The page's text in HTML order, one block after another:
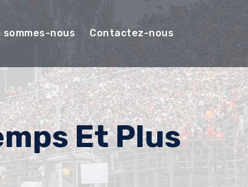
sommes-nous Contactez-nous
Et Plus